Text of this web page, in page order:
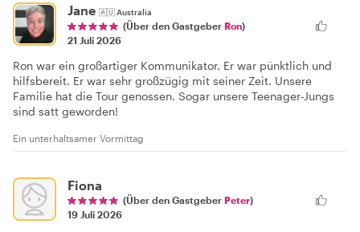
Jane 🇦🇺Australia
(Über den Gastgeber Ron)
21 Juli 2026
Ron war ein großartiger Kommunikator. Er war pünktlich und
hilfsbereit. Er war sehr großzügig mit seiner Zeit. Unsere
Familie hat die Tour genossen. Sogar unsere Teenager-Jungs
sind satt geworden!
Ein unterhaltsamer Vormittag
Fiona
(Über den Gastgeber Peter)
19 Juli 2026